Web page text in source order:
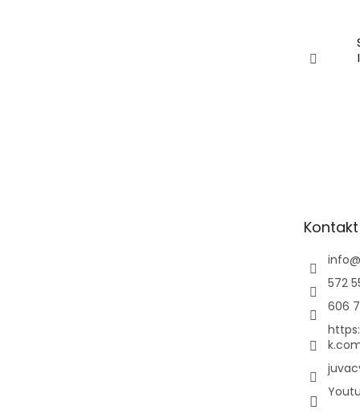
Kontakt
info@
572
606